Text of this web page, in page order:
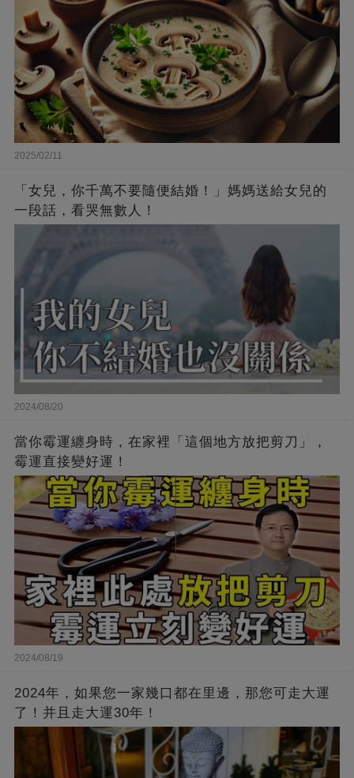
2025/02/11
「女兒，你千萬不要隨便結婚！」媽媽送給女兒的
一段話，看哭無數人！
2024/08/20
當你霉運纏身時，在家裡「這個地方放把剪刀」，
霉運直接變好運！
2024/08/19
2024年，如果您一家幾口都在里邊，那您可走大運
了！并且走大運30年！